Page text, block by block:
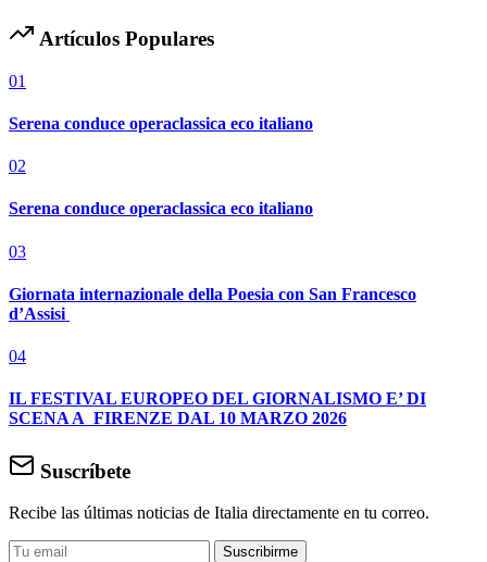
Artículos Populares
01
Serena conduce operaclassica eco italiano
02
Serena conduce operaclassica eco italiano
03
Giornata internazionale della Poesia con San Francesco
d’Assisi
04
IL FESTIVAL EUROPEO DEL GIORNALISMO E’ DI
SCENA A FIRENZE DAL 10 MARZO 2026
Suscríbete
Recibe las últimas noticias de Italia directamente en tu correo.
Suscribirme